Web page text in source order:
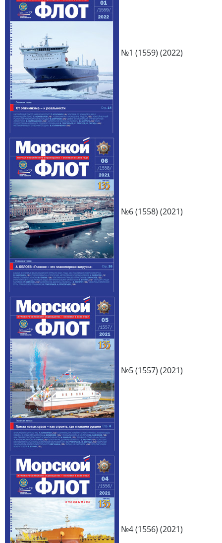
№1 (1559) (2022)
№6 (1558) (2021)
№5 (1557) (2021)
№4 (1556) (2021)